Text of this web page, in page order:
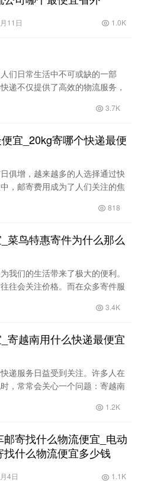
11日 1.0K
们日常生活中不可或缺的一部
递不仅提供了高效的物流服务，
3.7K
宜_20kg寄哪个快递最便
俱增，越来越多的人选择通过快
，邮寄费用成为了人们关注的焦
818
菜鸟特惠寄件为什么那么
我们的生活带来了极大的便利。
往会关注价格。而在众多寄件服
3.4K
寄越南用什么快递最便宜
递服务日益受到关注。许多人在
，常常会关心一个问题：寄越南
1.2K
邮寄找什么物流便宜_电动
找什么物流便宜多少钱
4日 1.1K